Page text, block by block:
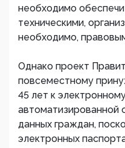
необходимо
техническими,
необходимо,
Однако проект
повсеместному
45 лет к
автоматизированной
данных граждан,
электронных